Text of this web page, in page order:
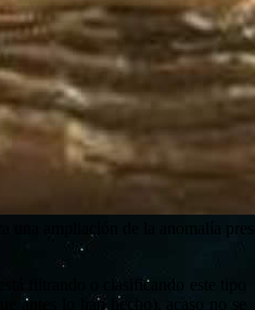
una ampliación de la anomalía
filtrando o clasificando este tipo
antes lo han hecho), acaso no se